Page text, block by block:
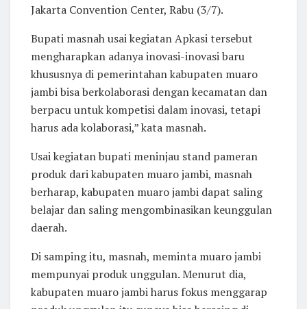
Jakarta Convention Center, Rabu (3/7).
Bupati masnah usai kegiatan Apkasi tersebut
mengharapkan adanya inovasi-inovasi baru
khususnya di pemerintahan kabupaten muaro
jambi bisa berkolaborasi dengan kecamatan dan
berpacu untuk kompetisi dalam inovasi, tetapi
harus ada kolaborasi,” kata masnah.
Usai kegiatan bupati meninjau stand pameran
produk dari kabupaten muaro jambi, masnah
berharap, kabupaten muaro jambi dapat saling
belajar dan saling mengombinasikan keunggulan
daerah.
Di samping itu, masnah, meminta muaro jambi
mempunyai produk unggulan. Menurut dia,
kabupaten muaro jambi harus fokus menggarap